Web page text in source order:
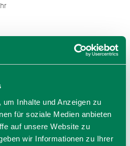
Inhalte und Anzeigen zu
für soziale Medien anbieten
auf unsere Website zu
wir Informationen zu Ihrer